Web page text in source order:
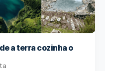
a terra cozinha o